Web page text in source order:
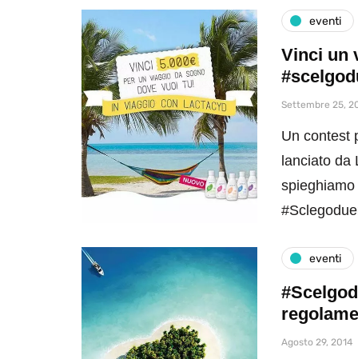
eventi
Vinci un
Settembre 25,
Un contest
lanciato da
eventi
Agosto 29, 2014